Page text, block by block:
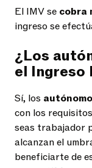
El IMV se cobra
ingreso se
¿Los
el Ingreso
Sí, los
con los
seas trabajador
alcanzan el
beneficiarte de